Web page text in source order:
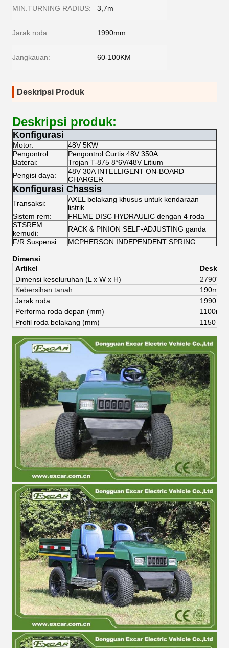
MIN.TURNING RADIUS: 3,7m
Jarak roda: 1990mm
Jangkauan: 60-100KM
Deskripsi Produk
Deskripsi produk:
Konfigurasi
Motor:
48V 5KW
Pengontrol:
Pengontrol Curtis 48V 350A
Baterai:
Trojan T-875 8*6V/48V Litium
Pengisi daya:
48V 30A INTELLIGENT ON-BOARD
CHARGER
Konfigurasi Chassis
Transaksi:
AXEL belakang khusus untuk kendaraan
listrik
Sistem rem:
FREME DISC HYDRAULIC dengan 4 roda
STSREM
kemudi:
RACK & PINION SELF-ADJUSTING ganda
F/R Suspensi:
MCPHERSON INDEPENDENT SPRING
Dimensi
Artikel
Dimensi keseluruhan (L x W x H)
Kebersihan tanah
190mm
Jarak roda
1990
Performa roda depan (mm)
1100mm
Profil roda belakang (mm)
1150